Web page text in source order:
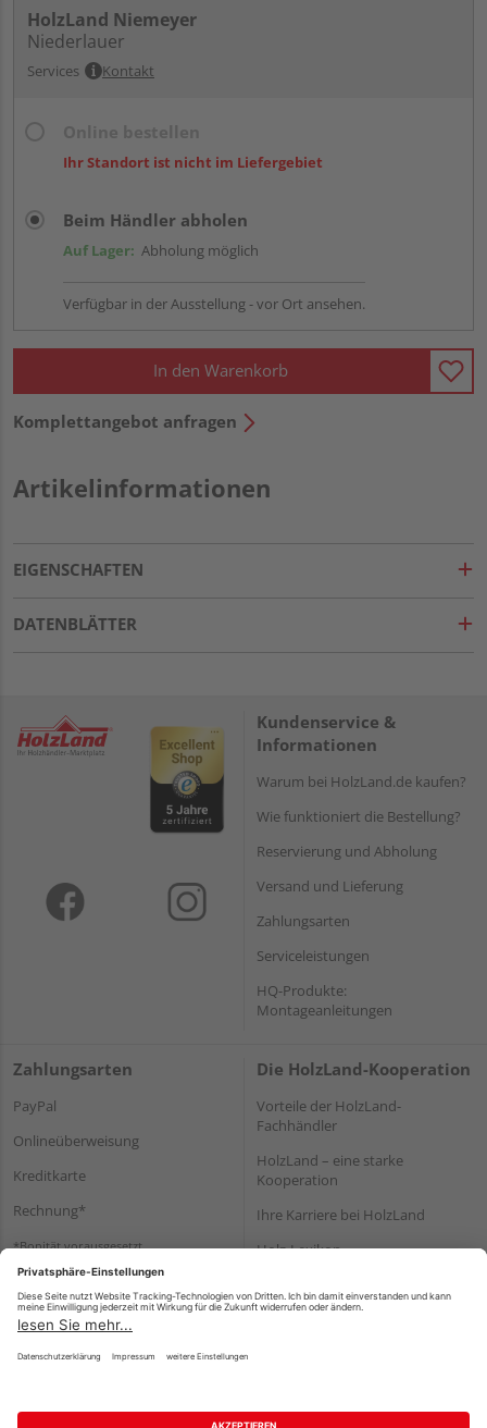
HolzLand Niemeyer
Niederlauer
Services Kontakt
Ihr Standort ist nicht im Liefergebiet
Beim Händler abholen
Auf Lager: Abholung möglich
Verfügbar in der Ausstellung - vor Ort ansehen.
In den Warenkorb
Komplettangebot anfragen
Artikelinformationen
EIGENSCHAFTEN
DATENBLÄTTER
Kundenservice &
Informationen
Warum bei HolzLand.de kaufen?
Wie funktioniert die Bestellung?
Reservierung und Abholung
Versand und Lieferung
Zahlungsarten
Serviceleistungen
HQ-Produkte:
Montageanleitungen
Zahlungsarten
PayPal
Onlineüberweisung
Kreditkarte
Rechnung*
*Bonität vorausgesetzt
Die HolzLand-Kooperation
Vorteile der HolzLand-
Fachhändler
HolzLand – eine starke
Kooperation
Ihre Karriere bei HolzLand
Holz-Lexikon
Impressum Datenschutz Nutzungsbedingungen